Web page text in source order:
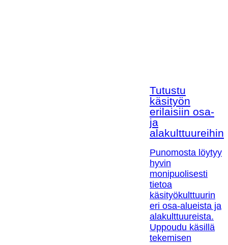
Tutustu
käsityön
erilaisiin osa-
ja
alakulttuureihin!
Punomosta löytyy
hyvin
monipuolisesti
tietoa
käsityökulttuurin
eri osa-alueista ja
alakulttuureista.
Uppoudu käsillä
tekemisen